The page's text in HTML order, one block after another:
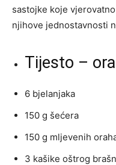
sastojke koje
njihove jednostavnosti
Tijesto –
6 bjelanjaka
150 g šećera
150 g mljevenih
3 kašike oštrog